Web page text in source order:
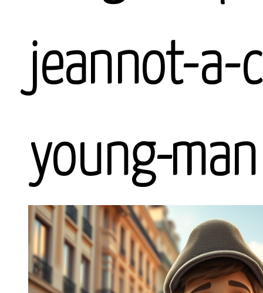
jeannot-a-
young-man